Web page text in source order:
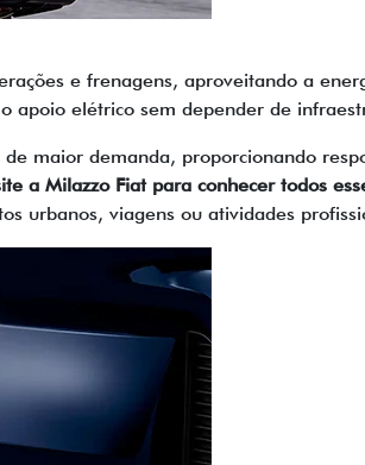
e frenagens, aproveitando a
apoio elétrico sem depender de
maior demanda, proporcionando
a Milazzo Fiat para conhecer todos
urbanos, viagens ou atividades